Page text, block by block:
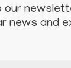
our
news and